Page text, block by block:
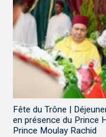
Fête du Trône |
en présence du Prince
Prince Moulay Rachid